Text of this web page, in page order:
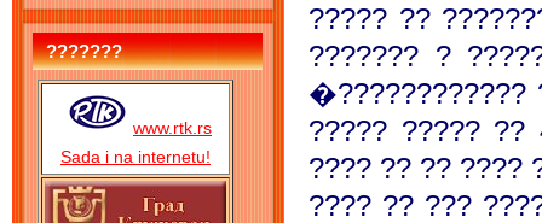
???????
www.rtk.rs
Sada i na internetu!
????? ??
??????? ?
�????????????
????? ?????
???? ?? ?? ????
???? ?? ???